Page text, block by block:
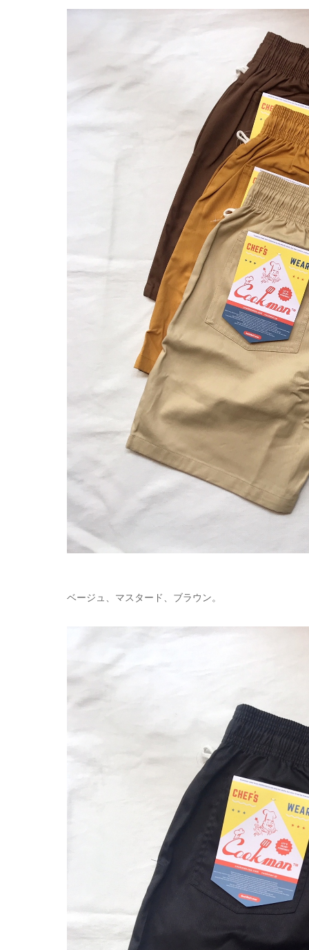
ベージュ、マスタード、ブラウン。